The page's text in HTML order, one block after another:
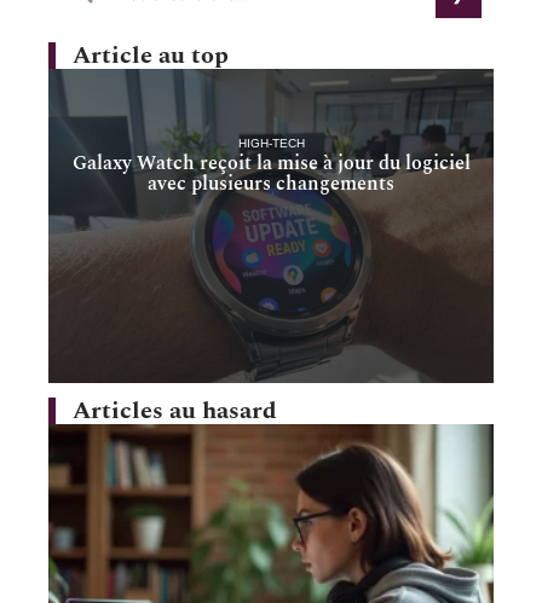
Article au top
HIGH-TECH
Galaxy Watch reçoit la mise à jour du logiciel
avec plusieurs changements
Articles au hasard